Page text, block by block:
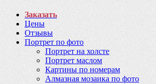
Заказать
Цены
Отзывы
Портрет по фото
Портрет на холсте
Портрет маслом
Картины по номерам
Алмазная мозаика по фото